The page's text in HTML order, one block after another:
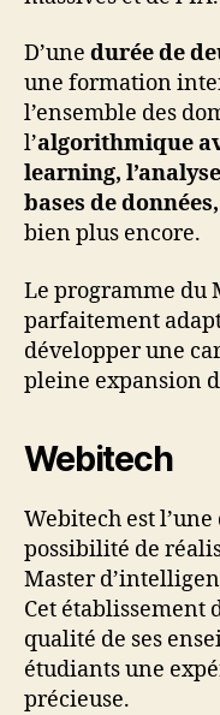
D’une durée de
une formation
l’ensemble des
l’algorithmique
learning,
bases de
bien plus encore.
Le programme du
parfaitement
développer une
pleine expansion
Webitech
Webitech est
possibilité de
Master
Cet établissement
qualité de ses
étudiants une
précieuse.